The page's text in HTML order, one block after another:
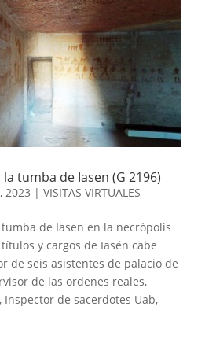
tumba de Iasen (G 2196)
2023 | VISITAS VIRTUALES
de Iasen en la necrópolis
y cargos de Iasén cabe
de seis asistentes de palacio de
de las ordenes reales,
Inspector de sacerdotes Uab,